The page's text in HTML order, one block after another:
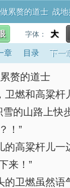
累赘的道士 战
字体： 大
章 目录 下一
赘的道士
燃和高粱杆
的山路上快
！”
高粱杆儿一
来！”
卫燃虽然语